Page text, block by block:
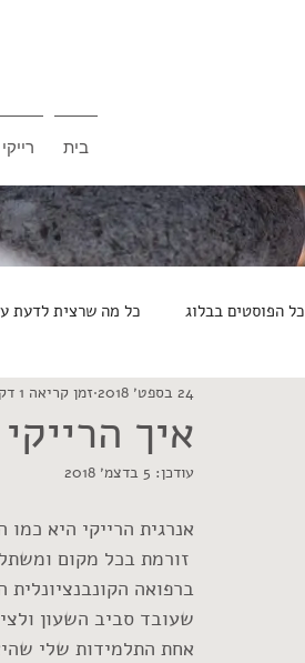
בית
כל הפוסטים בבלוג כל מה שרצית לדעת
רייקי בחיי היום יום עקרונות
איך
24 בספט׳ 2018 זמן קריאה 1 דקות
עודכן: 5 בדצמ׳ 2018
אנרגית הרייקי היא כמו
ברפואה
שעובד סביב השעון
אחת התלמידות שלי